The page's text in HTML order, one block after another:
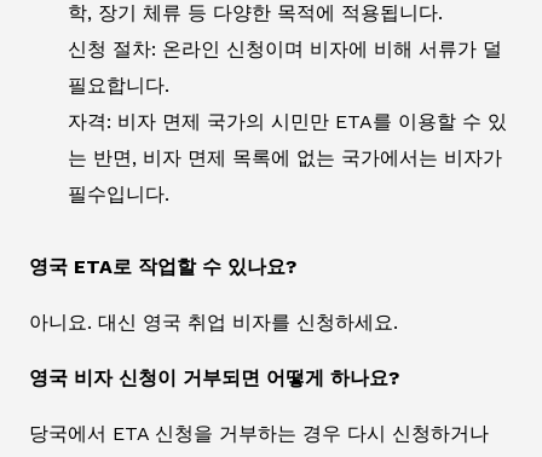
학, 장기 체류 등 다양한 목적에 적용됩니다.
신청 절차: 온라인 신청이며 비자에 비해 서류가 덜
필요합니다.
자격: 비자 면제 국가의 시민만 ETA를 이용할 수 있
는 반면, 비자 면제 목록에 없는 국가에서는 비자가
필수입니다.
영국 ETA로 작업할 수 있나요?
아니요. 대신 영국 취업 비자를 신청하세요.
영국 비자 신청이 거부되면 어떻게 하나요?
당국에서 ETA 신청을 거부하는 경우 다시 신청하거나